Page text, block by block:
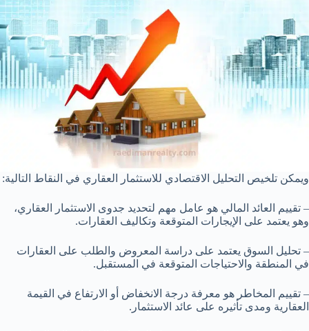
ويمكن تلخيص التحليل الاقتصادي للاستثمار العقاري في النقاط التالية:
– تقييم العائد المالي هو عامل مهم لتحديد جدوى الاستثمار العقاري،
وهو يعتمد على الإيجارات المتوقعة وتكاليف العقارات.
– تحليل السوق يعتمد على دراسة المعروض والطلب على العقارات
في المنطقة والاحتياجات المتوقعة في المستقبل.
– تقييم المخاطر هو معرفة درجة الانخفاض أو الارتفاع في القيمة
العقارية ومدى تأثيره على عائد الاستثمار.